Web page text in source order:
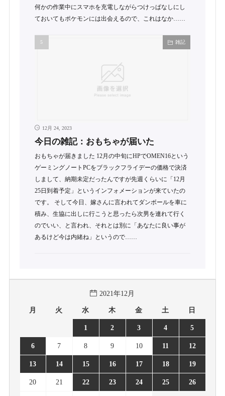
何かの作業中にスマホを充電しながらつけっぱなしにし
ておいてもポケモンには出会えるので、これはなか……
雑記
12月 24, 2023
今日の雑記：おもちゃが届いた
おもちゃが届きました 12月の中旬にHPでOMEN16という
ゲーミングノートPCをブラックフライデーの価格で決済
しまして、納期未定だったんですが先週くらいに「12月
25日到着予定」というインフォメーションが来ていたの
です。 そして今日、嫁さんに言われてダンボールを車に
積み、生協に出しに行こうと思ったら次男を連れて行く
のでいい、と言われ、それとは別に「あなたに良い事が
あるけど今は内緒ね」というので……
2021年12月
月 火 水 木 金 土 日
1 2 3 4 5
6 7 8 9 10 11 12
13 14 15 16 17 18 19
20 21 22 23 24 25 26